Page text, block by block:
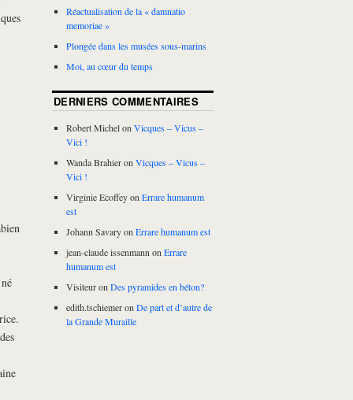
Réactualisation de la « damnatio
memoriae »
Plongée dans les musées sous-marins
Moi, au cœur du temps
DERNIERS COMMENTAIRES
Robert MichelonVicques – Vicus –
Vici !
Wanda BrahieronVicques – Vicus –
Vici !
Virginie EcoffeyonErrare humanum
est
Johann SavaryonErrare humanum est
jean-claude issenmannonErrare
humanum est
VisiteuronDes pyramides en béton?
edith.tschiemeronDe part et d’autre de
la Grande Muraille